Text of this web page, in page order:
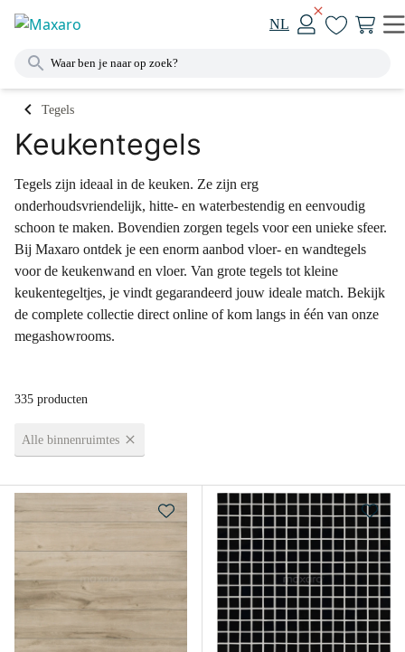
NL
Tegels
Keukentegels
Tegels zijn ideaal in de keuken. Ze zijn erg
onderhoudsvriendelijk, hitte- en waterbestendig en eenvoudig
schoon te maken. Bovendien zorgen tegels voor een unieke sfeer.
Bij Maxaro ontdek je een enorm aanbod vloer- en wandtegels
voor de keukenwand en vloer. Van grote tegels tot kleine
keukentegeltjes, je vindt gegarandeerd jouw ideale match. Bekijk
de complete collectie direct online of kom langs in één van onze
megashowrooms.
335 producten
Alle binnenruimtes